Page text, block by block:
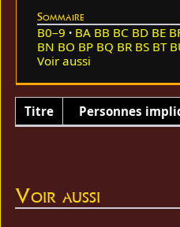
Sommaire
B0–9 BA BB BC BD BE
BN BO BP BQ BR BS BT
Voir aussi
Titre Personnes
Voir aussi